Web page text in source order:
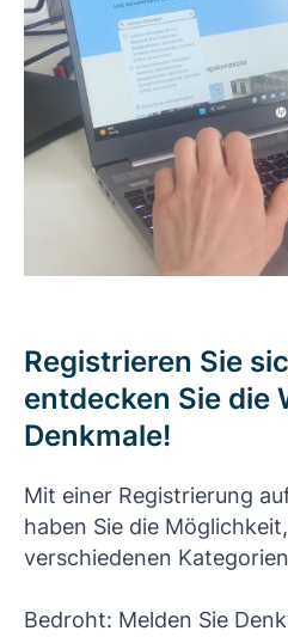
Registrieren Sie
entdecken Sie die
Denkmale!
Mit einer Registrierung
haben Sie die
verschiedenen
Bedroht: Melden Sie